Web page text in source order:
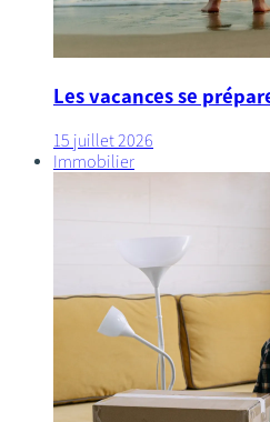
Les vacances se
15 juillet 2026
Immobilier